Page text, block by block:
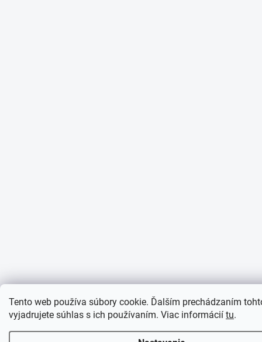
Tento web používa súbory cookie. Ďalším prechádzaním
vyjadrujete súhlas s ich používaním. Viac informácií tu.